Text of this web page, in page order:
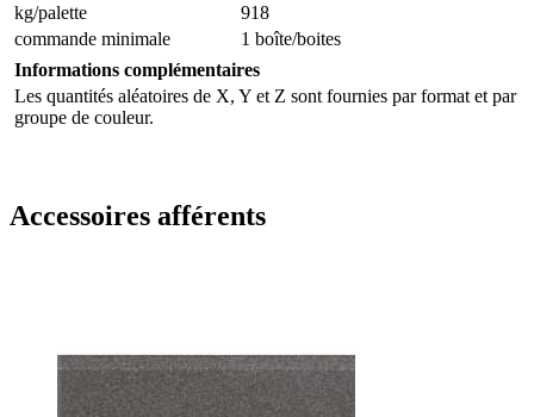
kg/palette
918
commande minimale
1 boîte/boites
Informations complémentaires
Les quantités aléatoires de X, Y et Z sont fournies par format et par
groupe de couleur.
Accessoires afférents